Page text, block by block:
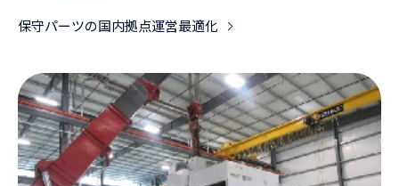
保守パーツの国内拠点運営最適化